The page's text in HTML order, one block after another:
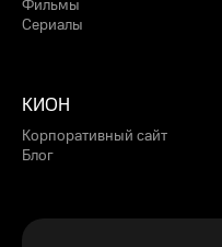
Фильмы
Сериалы
КИОН
Корпоративный сайт
Блог